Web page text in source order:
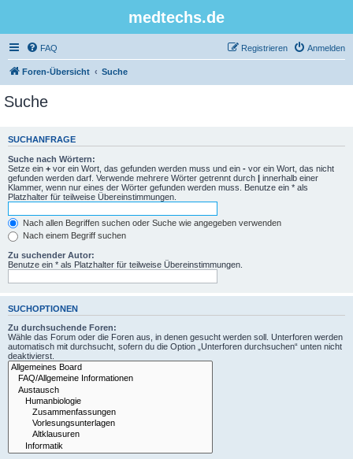
medtechs.de
FAQ Anmelden
Registrieren
Foren-Übersicht Suche
Suche
SUCHANFRAGE
Suche nach Wörtern:
Setze ein + vor ein Wort, das gefunden werden muss und ein - vor ein Wort, das nicht
gefunden werden darf. Verwende mehrere Wörter getrennt durch | innerhalb einer
Klammer, wenn nur eines der Wörter gefunden werden muss. Benutze ein * als
Platzhalter für teilweise Übereinstimmungen.
Nach allen Begriffen suchen oder Suche wie angegeben verwenden
Nach einem Begriff suchen
Zu suchender Autor:
Benutze ein * als Platzhalter für teilweise Übereinstimmungen.
SUCHOPTIONEN
Zu durchsuchende Foren:
Wähle das Forum oder die Foren aus, in denen gesucht werden soll. Unterforen werden
automatisch mit durchsucht, sofern du die Option „Unterforen durchsuchen“ unten nicht
deaktivierst.